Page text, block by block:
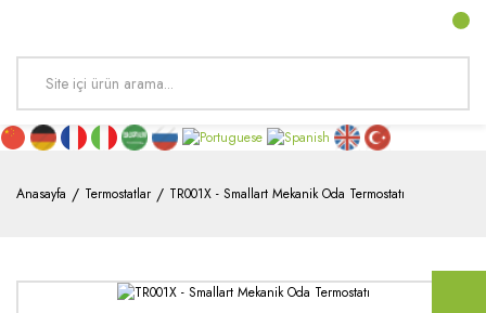
Anasayfa Termostatlar TR001X - Smallart Mekanik Oda Termostatı